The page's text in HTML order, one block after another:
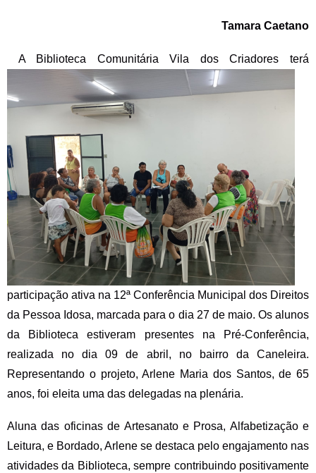
Tamara Caetano
A Biblioteca Comunitária Vila dos Criadores terá
participação ativa na 12ª Conferência Municipal dos Direitos
da Pessoa Idosa, marcada para o dia 27 de maio. Os alunos
da Biblioteca estiveram presentes na Pré-Conferência,
realizada no dia 09 de abril, no bairro da Caneleira.
Representando o projeto, Arlene Maria dos Santos, de 65
anos, foi eleita uma das delegadas na plenária.
Aluna das oficinas de Artesanato e Prosa, Alfabetização e
Leitura, e Bordado, Arlene se destaca pelo engajamento nas
atividades da Biblioteca, sempre contribuindo positivamente